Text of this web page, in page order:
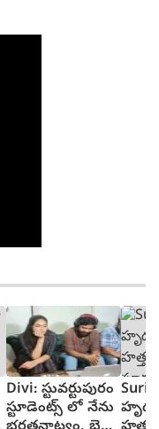
Divi: స్టువర్టుపురం
స్టూడెంట్స్ లో నేను